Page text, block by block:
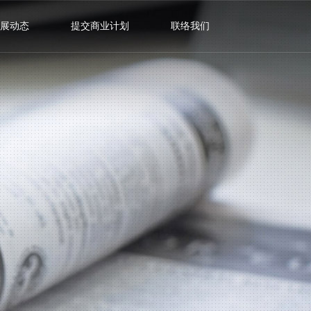
动态 提交商业计划 联络我们